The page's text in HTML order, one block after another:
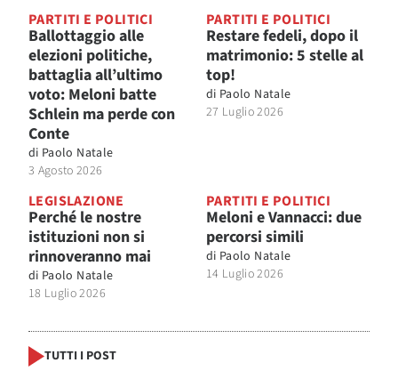
PARTITI E POLITICI
Ballottaggio alle
elezioni politiche,
battaglia all’ultimo
voto: Meloni batte
Schlein ma perde con
Conte
di Paolo Natale
3 Agosto 2026
PARTITI E POLITICI
Restare fedeli, dopo il
matrimonio: 5 stelle al
top!
di Paolo Natale
27 Luglio 2026
LEGISLAZIONE
Perché le nostre
istituzioni non si
rinnoveranno mai
di Paolo Natale
18 Luglio 2026
PARTITI E POLITICI
Meloni e Vannacci: due
percorsi simili
di Paolo Natale
14 Luglio 2026
TUTTI I POST